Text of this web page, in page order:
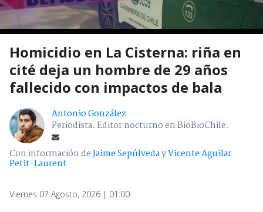
Homicidio en La Cisterna: riña en
cité deja un hombre de 29 años
fallecido con impactos de bala
Antonio González
Periodista. Editor nocturno en BioBioChile.
Con información deJaime SepúlvedayVicente Aguilar
Petit-Laurent
Viernes 07 Agosto, 2026 | 01:00